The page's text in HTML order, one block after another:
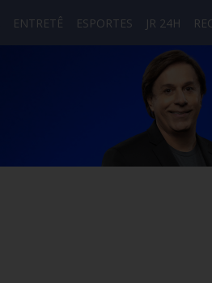
ENTRETÊ ESPORTES JR 24H